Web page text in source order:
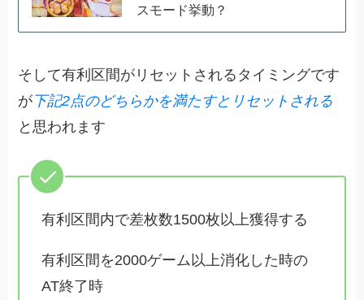
スモード挙動？
そして有利区間がリセットされるタイミングです
が下記2点のどちらかを満たすとリセットされる
と思われます
有利区間内で差枚数1500枚以上獲得する
有利区間を2000ゲーム以上消化した時の
AT終了時